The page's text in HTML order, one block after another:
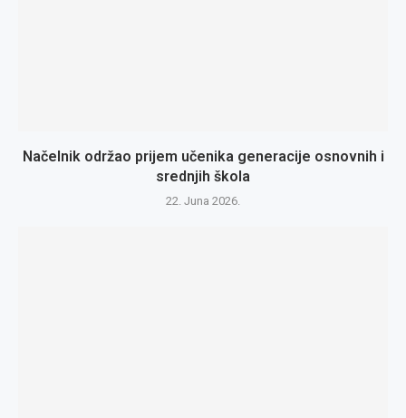
Načelnik održao prijem učenika generacije osnovnih i
srednjih škola
22. Juna 2026.